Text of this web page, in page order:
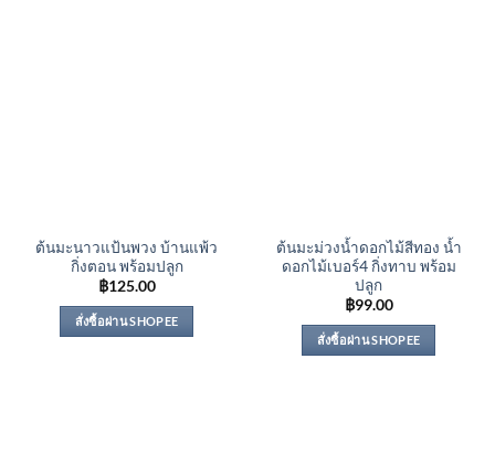
ต้นมะนาวแป้นพวง บ้านแพ้ว
กิ่งตอน พร้อมปลูก
฿125.00
สั่งซื้อผ่าน SHOPEE
ต้นมะม่วงน้ำดอกไม้สีทอง น้ำ
ดอกไม้เบอร์4 กิ่งทาบ พร้อม
ปลูก
฿99.00
สั่งซื้อผ่าน SHOPEE